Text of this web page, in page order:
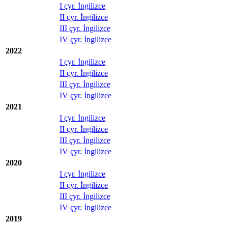
I çyr. İngilizce
II çyr. İngilizce
III çyr. İngilizce
IV çyr. İngilizce
2022
I çyr. İngilizce
II çyr. İngilizce
III çyr. İngilizce
IV çyr. İngilizce
2021
I çyr. İngilizce
II çyr. İngilizce
III çyr. İngilizce
IV çyr. İngilizce
2020
I çyr. İngilizce
II çyr. İngilizce
III çyr. İngilizce
IV çyr. İngilizce
2019